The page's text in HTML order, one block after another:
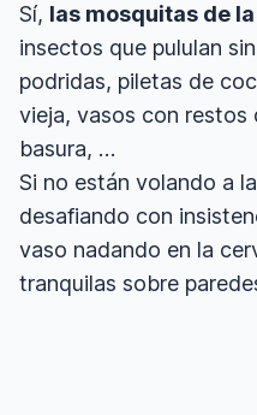
Sí, las mosquitas de
insectos que pululan
podridas, piletas de
vieja, vasos con restos
basura, …
Si no están volando a
desafiando con
vaso nadando en la
tranquilas sobre